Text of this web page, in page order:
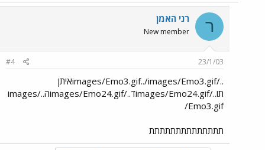
ר רני האמן
New member
23/1/03
#4
../images/Emo3.gif../images/Emo3.gifאיתן
תו../images/Emo24.gifד../images/Emo24.gifה../images
/Emo3.gif
תתתתתתתתתתתתתת